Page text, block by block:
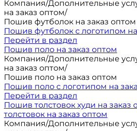
Компания/Дополнительные
на заказ оптом/
Пошив футболок на заказ оптом
Пошив футболок с логотипом
Перейти в раздел
Пошив поло на заказ оптом
Компания/Дополнительные
на заказ оптом/
Пошив поло на заказ оптом
Пошив поло с логотипом на
Перейти в раздел
Пошив толстовок худи на заказ
толстовок на заказ оптом
Компания/Дополнительные